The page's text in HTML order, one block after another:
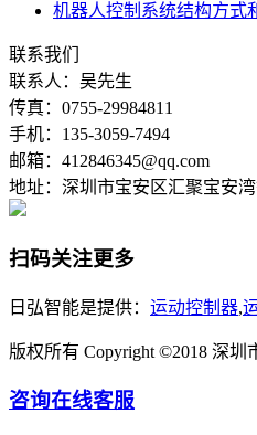
机器人控制系统结构方式
联系我们
联系人：吴先生
传真：0755-29984811
手机：135-3059-7494
邮箱：412846345@qq.com
地址：深圳市宝安区汇聚宝安
扫码关注更多
日弘智能是提供： 运动控制器,
版权所有 Copyright ©2018 深圳
咨询在线客服